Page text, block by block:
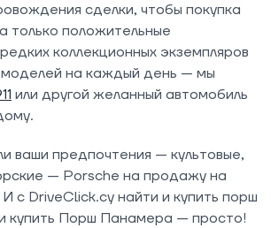
сделки, чтобы покупка
только положительные
коллекционных экземпляров
на каждый день — мы
или другой желанный автомобиль
ваши предпочтения — культовые,
— Porsche на продажу на
с DriveClick.cy найти и купить порш
купить Порш Панамера — просто!